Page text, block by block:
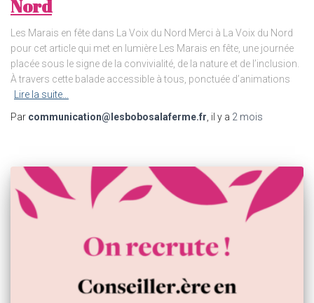
Nord
Les Marais en fête dans La Voix du Nord Merci à La Voix du Nord
pour cet article qui met en lumière Les Marais en fête, une journée
placée sous le signe de la convivialité, de la nature et de l’inclusion.
À travers cette balade accessible à tous, ponctuée d’animations
Lire la suite…
Par communication@lesbobosalaferme.fr , il y a 2 mois